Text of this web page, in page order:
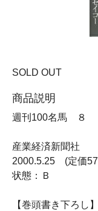
SOLD OUT
商品説明
週刊100名馬 ８
産業経済新聞社
2000.5.25 (定価
状態：Ｂ
【巻頭書き下ろ